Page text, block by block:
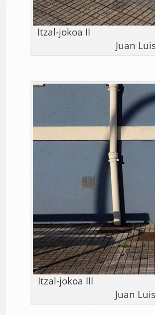
Itzal-
Juan
Itzal-jokoa
Juan